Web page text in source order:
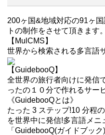
200ヶ国&地域対応の91ヶ
トの制作をさせて頂きます。
【MulCMS】
世界から検索される多言語
【GuidebooQ】
全世界の旅行者向けに発信
ったの１０分で作れるサー
《GuidebooQとは》
たった 3 ステップ!10 分程
を世界中に発信!多言語メニ
「GuidebooQ(ガイドブッ